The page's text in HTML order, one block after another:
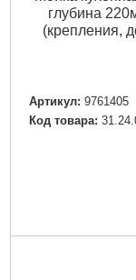
глубина
(крепления,
Артикул: 9761405
Код товара: